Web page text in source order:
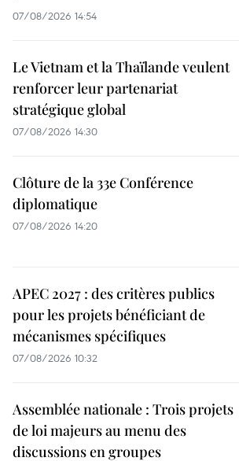
07/08/2026 14:54
Le Vietnam et la Thaïlande veulent
renforcer leur partenariat
stratégique global
07/08/2026 14:30
Clôture de la 33e Conférence
diplomatique
07/08/2026 14:20
APEC 2027 : des critères publics
pour les projets bénéficiant de
mécanismes spécifiques
07/08/2026 10:32
Assemblée nationale : Trois projets
de loi majeurs au menu des
discussions en groupes